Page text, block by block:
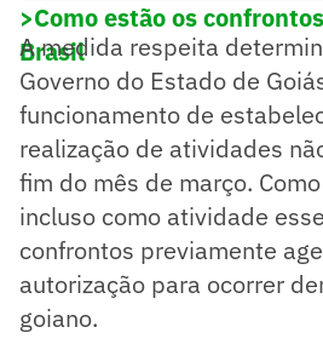
>Como estão os
Brasil
A medida respeita
Governo do Estado de
funcionamento de
realização de atividades
fim do mês de março.
incluso como atividade
confrontos previamente
autorização para ocorrer
goiano.